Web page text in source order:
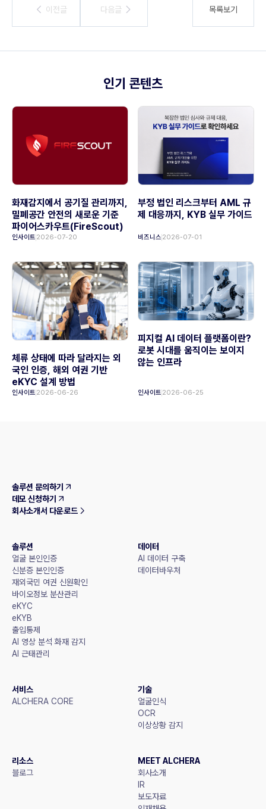
이전글
이전글 다음글
다음글 목록보기
인기 콘텐츠
화재감지에서 공기질 관리까지,
밀폐공간 안전의 새로운 기준
파이어스카우트(FireScout)
인사이트 2026-07-20
부정 법인 리스크부터 AML 규
제 대응까지, KYB 실무 가이드
비즈니스 2026-07-01
체류 상태에 따라 달라지는 외
국인 인증, 해외 여권 기반
eKYC 설계 방법
인사이트 2026-06-26
피지컬 AI 데이터 플랫폼이란?
로봇 시대를 움직이는 보이지
않는 인프라
인사이트 2026-06-25
솔루션 문의하기
데모 신청하기
회사소개서 다운로드
솔루션
얼굴 본인인증
신분증 본인인증
재외국민 여권 신원확인
바이오정보 분산관리
eKYC
eKYB
출입통제
AI 영상 분석 화재 감지
AI 근태관리
데이터
AI 데이터 구축
데이터바우처
서비스
ALCHERA CORE
기술
얼굴인식
OCR
이상상황 감지
리소스
블로그
MEET ALCHERA
회사소개
IR
보도자료